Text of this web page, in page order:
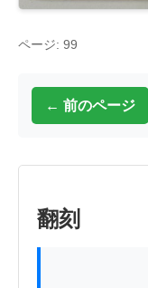
ページ: 99
← 前のページ
翻刻